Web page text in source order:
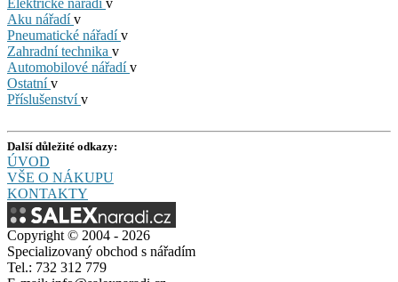
Elektrické nářadív
Aku nářadív
Pneumatické nářadív
Zahradní technika v
Automobilové nářadív
Ostatnív
Příslušenstvív
Další důležité odkazy:
ÚVOD
VŠE O NÁKUPU
KONTAKTY
Copyright © 2004 - 2026
Specializovaný obchod s nářadím
Tel.: 732 312 779